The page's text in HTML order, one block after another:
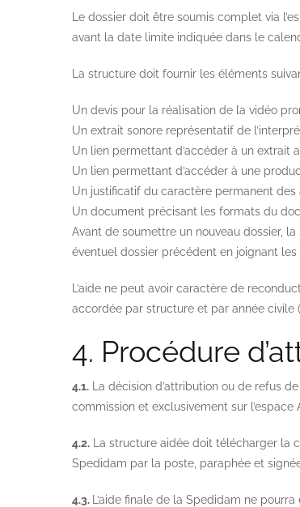
Le dossier doit être soumis complet via
avant la date limite indiquée dans le
La structure doit fournir les éléments
Un devis pour la réalisation de la vidéo
Un extrait sonore représentatif de
Un lien permettant d’accéder à un extrait
Un lien permettant d’accéder à une
Un justificatif du caractère permanent
Un document précisant les formats du
Avant de soumettre un nouveau dossier,
éventuel dossier précédent en joignant
L’aide ne peut avoir caractère de
accordée par structure et par année civile
4. Procédure
4.1. La décision d’attribution ou de refus
commission et exclusivement sur l’espace
4.2. La structure aidée doit télécharger la
Spedidam par la poste, paraphée et
4.3.
L’aide finale de la Spedidam ne